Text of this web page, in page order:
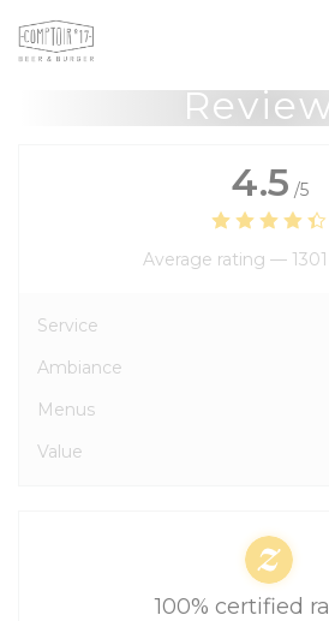
Personalizing your cookie choices
4.5 /5
Average rating —
Service
Ambiance
Menus
Value
100% certified